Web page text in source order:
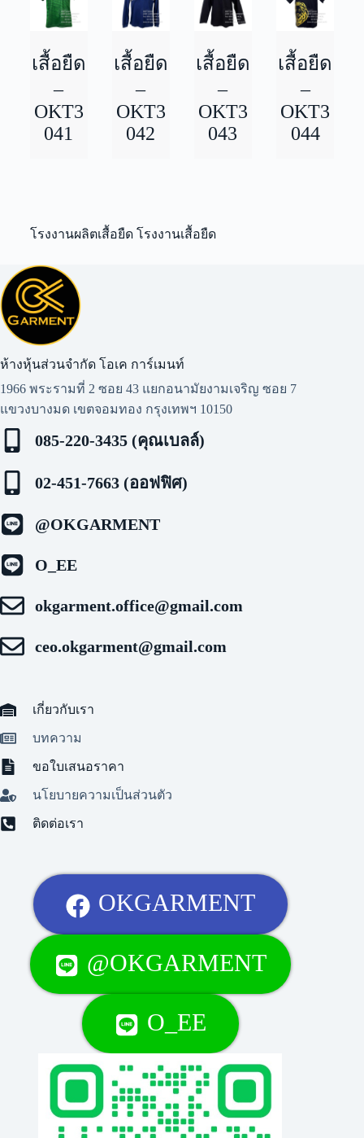
เสื้อยืด
–
OKT3
041
เสื้อยืด
–
OKT3
042
เสื้อยืด
–
OKT3
043
เสื้อยืด
–
OKT3
044
โรงงานผลิตเสื้อยืด โรงงานเสื้อยืด
ห้างหุ้นส่วนจำกัด โอเค การ์เมนท์​
1966 พระรามที่ 2 ซอย 43 แยกอนามัยงามเจริญ ซอย 7
แขวงบางมด เขตจอมทอง กรุงเทพฯ 10150
085-220-3435 (คุณเบลล์)
02-451-7663 (ออฟฟิศ)
@OKGARMENT
O_EE
okgarment.office@gmail.com
ceo.okgarment@gmail.com
เกี่ยวกับเรา
บทความ
ขอใบเสนอราคา
นโยบายความเป็นส่วนตัว
ติดต่อเรา
OKGARMENT
@OKGARMENT
O_EE